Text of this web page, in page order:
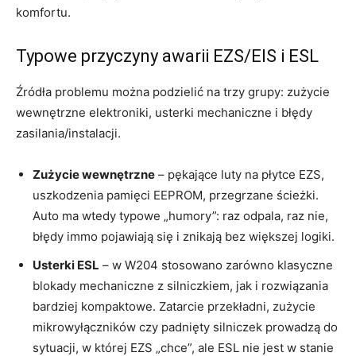
komfortu.
Typowe przyczyny awarii EZS/EIS i ESL
Źródła problemu można podzielić na trzy grupy: zużycie
wewnętrzne elektroniki, usterki mechaniczne i błędy
zasilania/instalacji.
Zużycie wewnętrzne – pękające luty na płytce EZS,
uszkodzenia pamięci EEPROM, przegrzane ścieżki.
Auto ma wtedy typowe „humory”: raz odpala, raz nie,
błędy immo pojawiają się i znikają bez większej logiki.
Usterki ESL – w W204 stosowano zarówno klasyczne
blokady mechaniczne z silniczkiem, jak i rozwiązania
bardziej kompaktowe. Zatarcie przekładni, zużycie
mikrowyłączników czy padnięty silniczek prowadzą do
sytuacji, w której EZS „chce”, ale ESL nie jest w stanie